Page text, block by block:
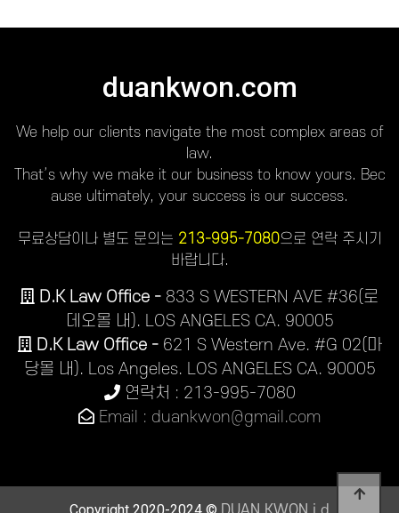
duankwon.com
We help our clients navigate the most complex areas of
law.
That’s why we make it our business to know yours. Bec
ause ultimately, your success is our success.
무료상담이나 별도 문의는 213-995-7080으로 연락 주시기
바랍니다.
D.K Law Office - 833 S WESTERN AVE #36(로
데오몰 내). LOS ANGELES CA. 90005
D.K Law Office - 621 S Western Ave. #G 02(마
당몰 내). Los Angeles. LOS ANGELES CA. 90005
연락처 : 213-995-7080
Email : duankwon@gmail.com